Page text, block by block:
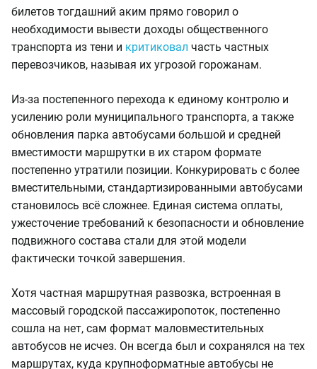
билетов тогдашний аким прямо говорил о
необходимости вывести доходы общественного
транспорта из тени и критиковал часть частных
перевозчиков, называя их угрозой горожанам.
Из-за постепенного перехода к единому контролю и
усилению роли муниципального транспорта, а также
обновления парка автобусами большой и средней
вместимости маршрутки в их старом формате
постепенно утратили позиции. Конкурировать с более
вместительными, стандартизированными автобусами
становилось всё сложнее. Единая система оплаты,
ужесточение требований к безопасности и обновление
подвижного состава стали для этой модели
фактически точкой завершения.
Хотя частная маршрутная развозка, встроенная в
массовый городской пассажиропоток, постепенно
сошла на нет, сам формат маловместительных
автобусов не исчез. Он всегда был и сохранялся на тех
маршрутах, куда крупноформатные автобусы не